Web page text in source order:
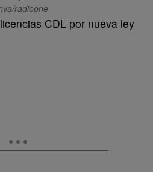
radioone
CDL por nueva ley